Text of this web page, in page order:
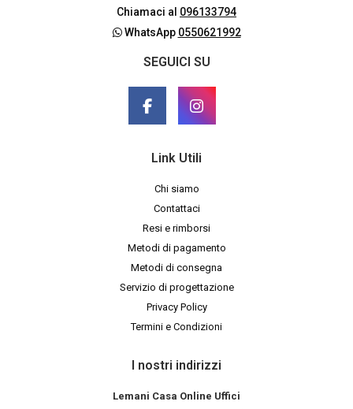
Chiamaci al 096133794
WhatsApp 0550621992
SEGUICI SU
Link Utili
Chi siamo
Contattaci
Resi e rimborsi
Metodi di pagamento
Metodi di consegna
Servizio di progettazione
Privacy Policy
Termini e Condizioni
I nostri indirizzi
Lemani Casa Online Uffici